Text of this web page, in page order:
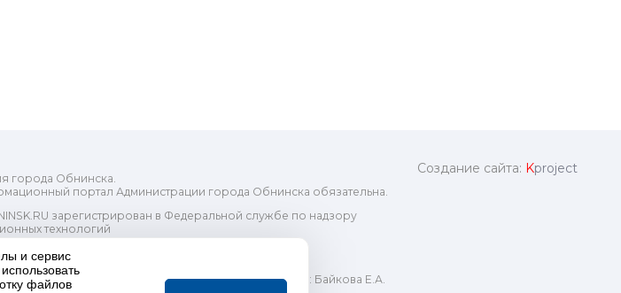
города Обнинска.
портал Администрации города Обнинска обязательна.
зарегистрирован в Федеральной службе по надзору
технологий
24 июля 2018 года.
Эл № ФС77-73321
округа "Город Обнинск". Главный редактор: Байкова Е.А.
Создание сайта: Kproject
и сервис
файлов